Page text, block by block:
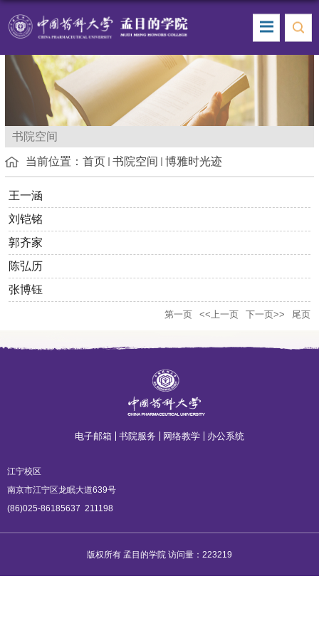
书院空间
当前位置： 首页 书院空间 博雅时光迹
王一涵
刘铠铭
郭齐家
陈弘历
张博钰
第一页 <<上一页 下一页>> 尾页
电子邮箱 书院服务 网络教学 办公系统
江宁校区
南京市江宁区龙眠大道639号
(86)025-86185637 211198
版权所有 孟目的学院 访问量： 223219